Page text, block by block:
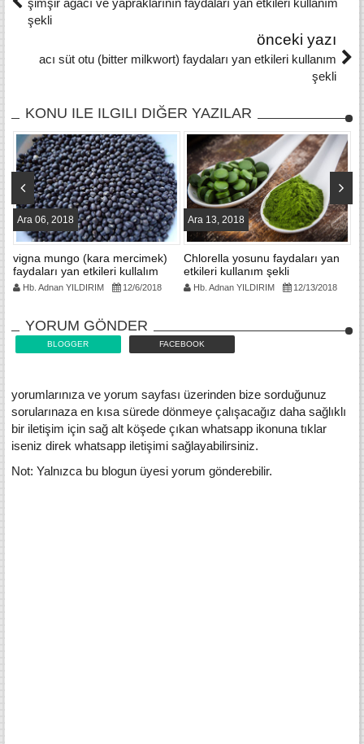
şekli
önceki yazı
acı süt otu (bitter milkwort) faydaları yan etkileri kullanım
şekli
KONU ILE ILGILI DIĞER YAZILAR
Ara 06, 2018
vigna mungo (kara mercimek)
faydaları yan etkileri kullalım
şekliHb. Adnan YILDIRIM 12/6/2018
Ara 13, 2018
Chlorella yosunu faydaları yan
etkileri kullanım şekli
Hb. Adnan YILDIRIM 12/13/2018
YORUM GÖNDER
BLOGGER FACEBOOK
yorumlarınıza ve yorum sayfası üzerinden bize sorduğunuz
sorularınaza en kısa sürede dönmeye çalışacağız daha sağlıklı
bir iletişim için sağ alt köşede çıkan whatsapp ikonuna tıklar
iseniz direk whatsapp iletişimi sağlayabilirsiniz.
Not: Yalnızca bu blogun üyesi yorum gönderebilir.